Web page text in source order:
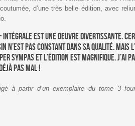
d’une très belle édition, avec
intégrale est une oeuvre divertissante.
n’est pas constant dans sa qualité. Mais
sympas et l’édition est magnifique. J’ai
pas mal !
à partir d’un exemplaire du tome 3